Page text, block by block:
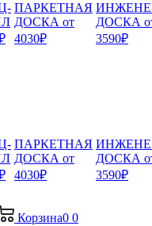
ПАРКЕТНАЯ
ДОСКА от
4030₽
ДОСКА
3590₽
ПАРКЕТНАЯ
ДОСКА от
4030₽
ДОСКА
3590₽
Корзина0 0